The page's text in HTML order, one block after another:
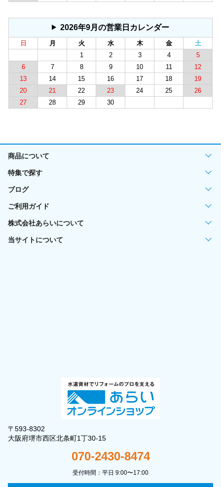
2026年9月の営業日カレンダー
日 月 火 水 木 金
土
1
2 3 4
5
6
7 8 9 10 11
12
13
14 15 16 17 18
19
20
21 22 23 24 25
26
27
28 29 30
商品について
特集で探す
ブログ
ご利用ガイド
株式会社あらいについて
当サイトについて
〒593-8302
大阪府堺市西区北条町1丁30-15
070-2430-8474
受付時間：平日 9:00〜17:00